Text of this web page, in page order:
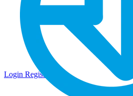
Login Registrati